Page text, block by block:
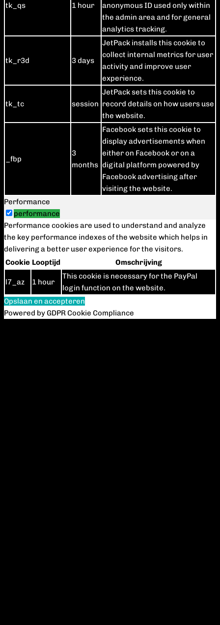
tk_qs 1 hour
anonymous ID used only within
the admin area and for general
analytics tracking.
tk_r3d 3 days
JetPack installs this cookie to
collect internal metrics for user
activity and improve user
experience.
tk_tc session
JetPack sets this cookie to
record details on how users use
the website.
_fbp
3
months
Facebook sets this cookie to
display advertisements when
either on Facebook or on a
digital platform powered by
Facebook advertising after
visiting the website.
Performance
performance
Performance cookies are used to understand and analyze
the key performance indexes of the website which helps in
delivering a better user experience for the visitors.
Cookie Looptijd Omschrijving
l7_az 1 hour
This cookie is necessary for the PayPal
login function on the website.
Opslaan en accepteren
Powered by GDPR Cookie Compliance